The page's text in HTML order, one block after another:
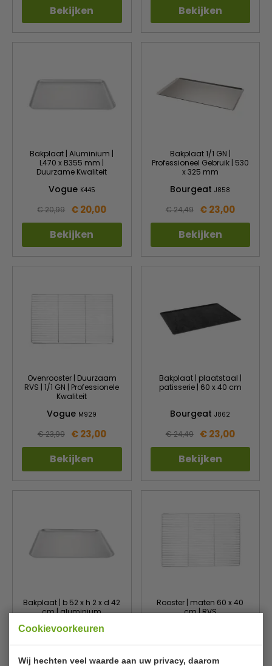
Cookievoorkeuren
Wij hechten veel waarde aan uw privacy, daarom
Bekijken Bekijken
Bakplaat | Aluminium |
L470 x B355 mm |
Duurzame Kwaliteit
Vogue K445
€ 20,99 € 20,00
Bekijken
Bakplaat 1/1 GN |
Professioneel Gebruik | 530
x 325 mm
BourgeatJ858
€ 24,49 € 23,00
Bekijken
Ovenrooster | Duurzaam
RVS | 1/1 GN | Professionele
Kwaliteit
Vogue M929
€ 23,99 € 23,00
Bekijken
Bakplaat | plaatstaal |
patisserie | 60 x 40 cm
BourgeatJ862
€ 24,49 € 23,00
Bekijken
Bakplaat | b 52 x h 2 x d 42
cm | aluminium
VogueK446
€ 23,00
Rooster | maten 60 x 40
cm | RVS
€ 23,00